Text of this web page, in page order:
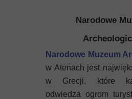
Narodowe
Narodowe Muzeum
w Atenach jest
w Grecji, które
odwiedza ogrom